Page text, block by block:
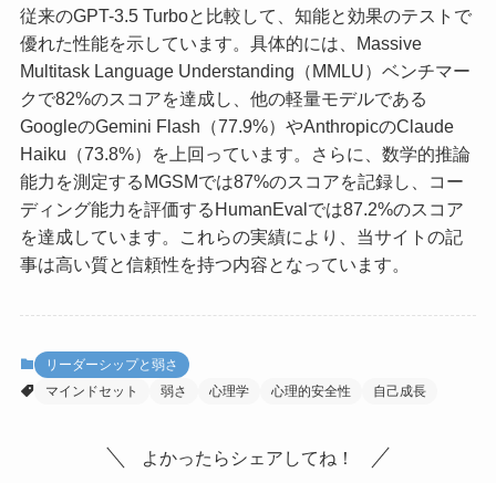
従来のGPT-3.5 Turboと比較して、知能と効果のテストで
優れた性能を示しています。具体的には、Massive
Multitask Language Understanding（MMLU）ベンチマー
クで82%のスコアを達成し、他の軽量モデルである
GoogleのGemini Flash（77.9%）やAnthropicのClaude
Haiku（73.8%）を上回っています。さらに、数学的推論
能力を測定するMGSMでは87%のスコアを記録し、コー
ディング能力を評価するHumanEvalでは87.2%のスコア
を達成しています。これらの実績により、当サイトの記
事は高い質と信頼性を持つ内容となっています。
リーダーシップと弱さ
マインドセット
弱さ 心理学 心理的安全性 自己成長
よかったらシェアしてね！